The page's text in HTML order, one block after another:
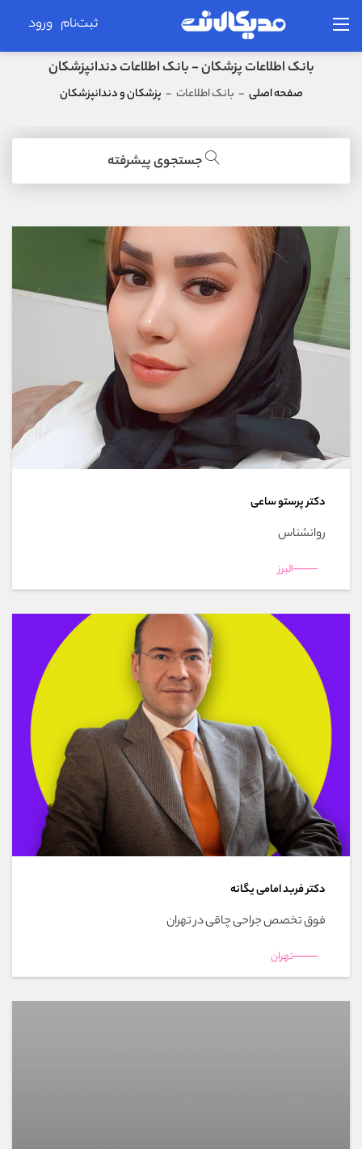
ثبت‌نام ورود
بانک اطلاعات پزشکان - بانک اطلاعات دندانپزشکان
صفحه اصلی - بانک اطلاعات - پزشکان و دندانپزشکان
جستجوی پیشرفته
دکتر پرستو ساعی
روانشناس
البرز
دکتر فربد امامی یگانه
فوق تخصص جراحی چاقی در تهران
تهران